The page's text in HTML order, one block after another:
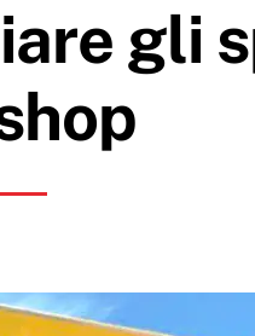
gli